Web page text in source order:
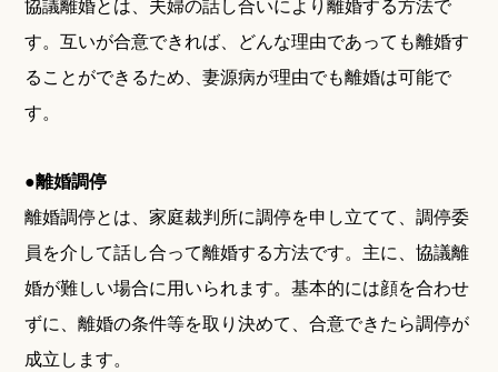
す。互いが合意できれば、どんな理由であっても離婚す
ることができるため、妻源病が理由でも離婚は可能で
す。
●離婚調停
離婚調停とは、家庭裁判所に調停を申し立てて、調停委
員を介して話し合って離婚する方法です。主に、協議離
婚が難しい場合に用いられます。基本的には顔を合わせ
ずに、離婚の条件等を取り決めて、合意できたら調停が
成立します。